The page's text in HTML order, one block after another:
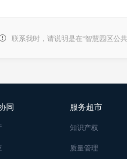
联系我时，请说明是在“智慧园区公
同 服务超市
知识产权
质量管理